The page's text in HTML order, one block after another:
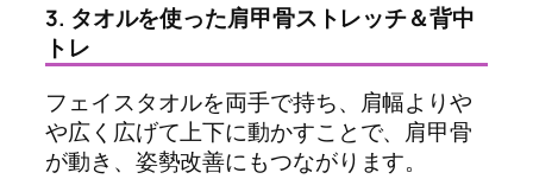
3. タオルを使った肩甲骨ストレッチ＆背中
トレ
フェイスタオルを両手で持ち、肩幅よりや
や広く広げて上下に動かすことで、肩甲骨
が動き、姿勢改善にもつながります。